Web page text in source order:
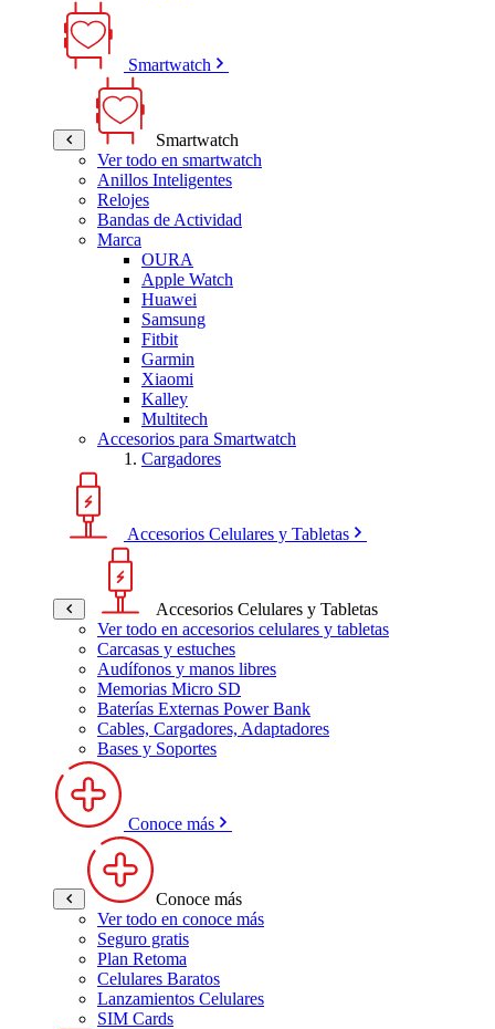
Smartwatch
Smartwatch
Ver todo en smartwatch
Anillos Inteligentes
Relojes
Bandas de Actividad
Marca
OURA
Apple Watch
Huawei
Samsung
Fitbit
Garmin
Xiaomi
Kalley
Multitech
Accesorios para Smartwatch
Cargadores
Accesorios Celulares y Tabletas
Accesorios Celulares y Tabletas
Ver todo en accesorios celulares y tabletas
Carcasas y estuches
Audífonos y manos libres
Memorias Micro SD
Baterías Externas Power Bank
Cables, Cargadores, Adaptadores
Bases y Soportes
Conoce más
Conoce más
Ver todo en conoce más
Seguro gratis
Plan Retoma
Celulares Baratos
Lanzamientos Celulares
SIM Cards